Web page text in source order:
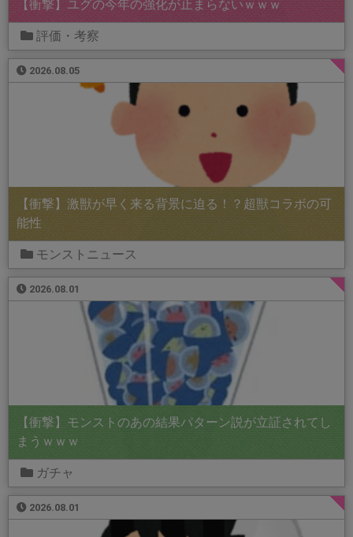
【衝撃】ユグの今年の強化が止まらないｗｗｗ
評価・考察
2026.08.05
【衝撃】激獣が早く来る背景に迫る！？超獣コラボの可
能性
モンストニュース
2026.08.01
【衝撃】モンストのあの結果パターン説が立証されてし
まうｗｗｗ
ガチャ
2026.08.01